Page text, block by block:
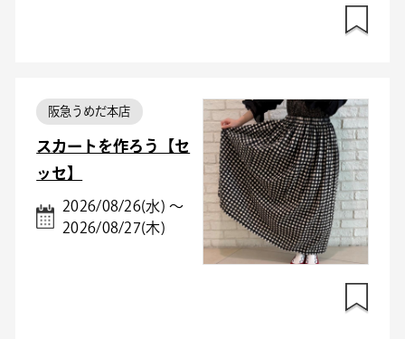
阪急うめだ本店
スカートを作ろう【セ
ッセ】
2026/08/26(水) ～
2026/08/27(木)